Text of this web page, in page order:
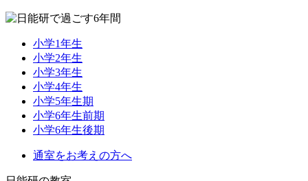
小学1年生
小学2年生
小学3年生
小学4年生
小学5年生期
小学6年生前期
小学6年生後期
通室をお考えの方へ